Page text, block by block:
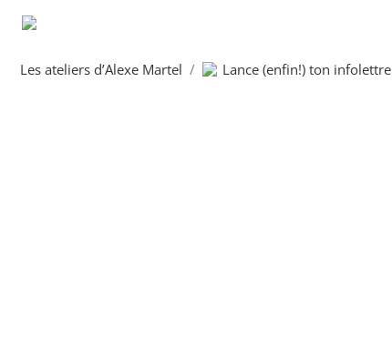
Les ateliers d’Alexe Martel / Lance (enfin!) ton infolettre